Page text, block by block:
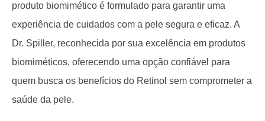
produto biomimético é formulado para garantir uma
experiência de cuidados com a pele segura e eficaz. A
Dr. Spiller, reconhecida por sua excelência em produtos
biomiméticos, oferecendo uma opção confiável para
quem busca os benefícios do Retinol sem comprometer a
saúde da pele.